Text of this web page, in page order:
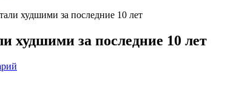
худшими за последние 10 лет
худшими за последние 10 лет